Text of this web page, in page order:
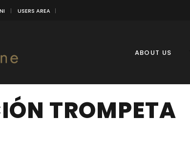
USERS AREA
ABOUT US
TROMPETA